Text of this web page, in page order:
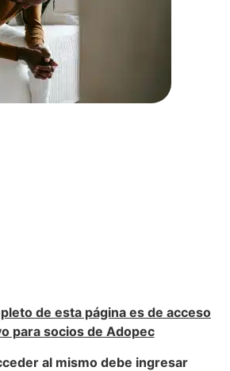
de esta página es de acceso
para socios de Adopec
al mismo debe ingresar